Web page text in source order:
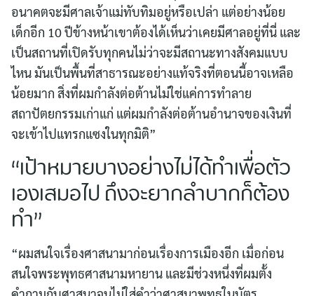
อนาคตจะมีศาลเจ้าแม่ทับทิมอยู่หรือเปล่า แต่อย่างน้อย
เด็กอีก 10 ปีข้างหน้าเขาต้องได้เห็นว่าเคยมีศาลอยู่ที่นี่ และ
เป็นสถานที่เปิดรับทุกคนไม่ว่าจะมีสถานะทางสังคมแบบ
ไหน มันเป็นพื้นที่สาธารณะอย่างแท้จริงที่ตอนนี้อาจเหลือ
น้อยมาก สิ่งที่ผมกำลังต่อต้านไม่ใช่แค่การทำลาย
สถาปัตยกรรมเก่าแก่ แต่ผมกำลังต่อต้านอำนาจของเงินที่
จะเข้าไปแทรกแซงในทุกมิติ”
“เป้าหมายบางอย่างไม่ได้ทำเพื่อตัว
เองเสมอไป ถึงจะยากลำบากก็ต้อง
ทำ”
“ผมสนใจเรื่องศาสนามาก่อนเรื่องการเมืองอีก เมื่อก่อน
สนใจพระพุทธศาสนามหายาน และมีช่วงหนึ่งที่ผมตั้ง